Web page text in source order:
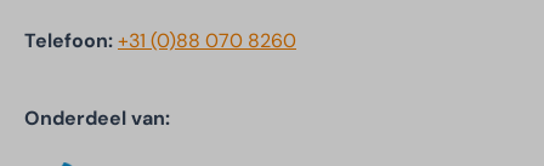
Telefoon:+31 (0)88 070 8260
Onderdeel van: